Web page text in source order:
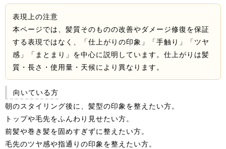
表現上の注意
本ページでは、髪質そのものの改善やダメージ修復を保証
する表現ではなく、「仕上がりの印象」「手触り」「ツヤ
感」「まとまり」を中心に説明しています。仕上がりは髪
質・長さ・使用量・天候により異なります。
向いている方
朝のスタイリング後に、髪型の印象を整えたい方。
トップや毛先をふんわり見せたい方。
前髪や巻き髪を固めすぎずに整えたい方。
毛先のツヤ感や指通りの印象を整えたい方。